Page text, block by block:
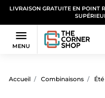
LIVRAISON GRATUITE EN POINT

MENU
Accueil Combinaisons Été